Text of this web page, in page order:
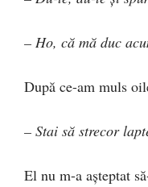
– Ho, că mă duc
După ce-am muls
– Stai să strecor
El nu m-a aşteptat